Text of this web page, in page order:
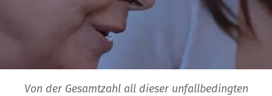
Von der Gesamtzahl all dieser unfallbedingten